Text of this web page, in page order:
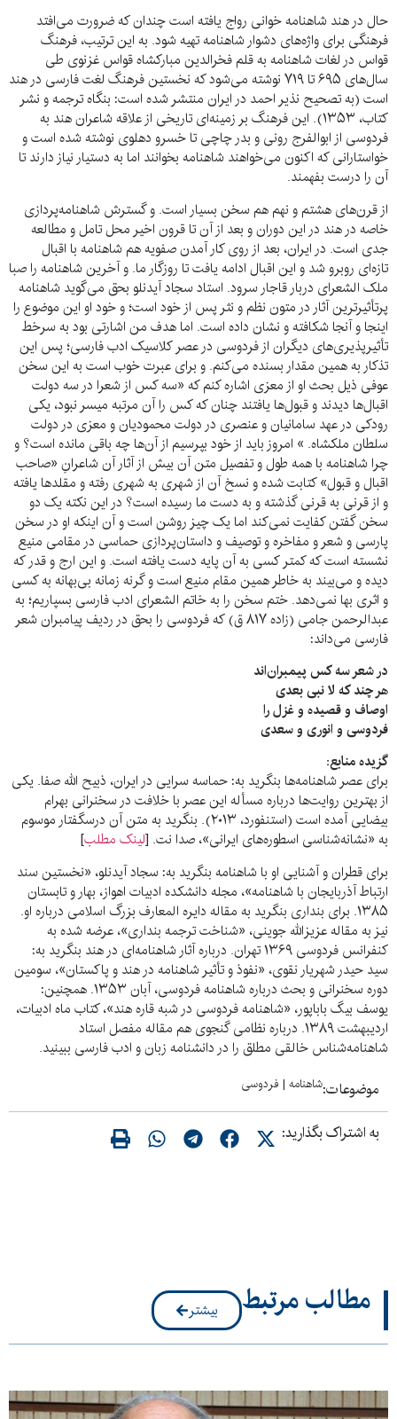
حال در هند شاهنامه خوانی رواج یافته است چندان که ضرورت می‌افتد
فرهنگی برای واژه‌های دشوار شاهنامه تهیه شود. به این ترتیب، فرهنگ
قواس در لغات شاهنامه به قلم فخرالدین مبارکشاه قواس غزنوی طی
سال‌های ۶۹۵ تا ۷۱۹ نوشته می‌شود که نخستین فرهنگ لغت فارسی در هند
است (به تصحیح نذیر احمد در ایران منتشر شده است: بنگاه ترجمه و نشر
کتاب، ۱۳۵۳). این فرهنگ بر زمینه‌ای تاریخی از علاقه شاعران هند به
فردوسی از ابوالفرج رونی و بدر چاچی تا خسرو دهلوی نوشته شده است و
خواستارانی که اکنون می‌خواهند شاهنامه بخوانند اما به دستیار نیاز دارند تا
آن را درست بفهمند.
از قرن‌های هشتم و نهم هم سخن بسیار است. و گسترش شاهنامه‌پردازی
خاصه در هند در این دوران و بعد از آن تا قرون اخیر محل تامل و مطالعه
جدی است. در ایران، بعد از روی کار آمدن صفویه هم شاهنامه با اقبال
تازه‌ای روبرو شد و این اقبال ادامه یافت تا روزگار ما. و آخرین شاهنامه را صبا
ملک الشعرای دربار قاجار سرود. استاد سجاد آیدنلو بحق می‌گوید شاهنامه
پرتأثیرترین آثار در متون نظم و نثر پس از خود است؛ و خود او این موضوع را
اینجا و آنجا شکافته و نشان داده است. اما هدف من اشارتی بود به سرخط
تأثیرپذیری‌های دیگران از فردوسی در عصر کلاسیک ادب فارسی؛ پس این
تذکار به همین مقدار بسنده می‌کنم. و برای عبرت خوب است به این سخن
عوفی ذیل بحث او از معزی اشاره کنم که «سه کس از شعرا در سه دولت
اقبال‌ها دیدند و قبول‌ها یافتند چنان که کس را آن مرتبه میسر نبود، یکی
رودکی در عهد سامانیان و عنصری در دولت محمودیان و معزی در دولت
سلطان ملکشاه. » امروز باید از خود بپرسیم از آن‌ها چه باقی مانده است؟ و
چرا شاهنامه با همه طول و تفصیل متن آن بیش از آثار آن شاعرانِ «صاحب
اقبال و قبول» کتابت شده و نسخ آن از شهری به شهری رفته و مقلد‌ها یافته
و از قرنی به قرنی گذشته و به دست ما رسیده است؟ در این نکته یک دو
سخن گفتن کفایت نمی‌کند اما یک چیز روشن است و آن اینکه او در سخن
پارسی و شعر و مفاخره و توصیف و داستان‌پردازی حماسی در مقامی منیع
نشسته است که کمتر کسی به آن پایه دست یافته است. و این ارج و قدر که
دیده و می‌بیند به خاطر همین مقام منیع است و گرنه زمانه بی‌بهانه به کسی
و اثری بها نمی‌دهد. ختم سخن را به خاتم الشعرای ادب فارسی بسپاریم؛ به
عبدالرحمن جامی (زاده ۸۱۷ ق) که فردوسی را بحق در ردیف پیامبران شعر
فارسی می‌داند:
در شعر سه کس پیمبران‌اند
هر چند که لا نبی بعدی
اوصاف و قصیده و غزل را
فردوسی و انوری و سعدی
گزیده منابع:
برای عصر شاهنامه‌ها بنگرید به: حماسه سرایی در ایران، ذبیح الله صفا. یکی
از بهترین روایت‌ها درباره مسأله این عصر با خلافت در سخنرانی بهرام
بیضایی آمده است (استنفورد، ۲۰۱۳). بنگرید به متن آن درسگفتار موسوم
به «نشانه‌شناسی اسطوره‌های ایرانی»، صدا نت. [لینک مطلب]
برای قطران و آشنایی او با شاهنامه بنگرید به: سجاد آیدنلو، «نخستین سند
ارتباط آذربایجان با شاهنامه»، مجله دانشکده ادبیات اهواز، بهار و تابستان
۱۳۸۵. برای بنداری بنگرید به مقاله دایره المعارف بزرگ اسلامی درباره او.
نیز به مقاله عزیزالله جوینی، «شناخت ترجمه بنداری»، عرضه شده به
کنفرانس فردوسی ۱۳۶۹ تهران. درباره آثار شاهنامه‌ای در هند بنگرید به:
سید حیدر شهریار نقوی، «نفوذ و تأثیر شاهنامه در هند و پاکستان»، سومین
دوره سخنرانی و بحث درباره شاهنامه فردوسی، آبان ۱۳۵۳. همچنین:
یوسف بیگ باباپور، «شاهنامه فردوسی در شبه قاره هند»، کتاب ماه ادبیات،
اردیبهشت ۱۳۸۹. درباره نظامی گنجوی هم مقاله مفصل استاد
شاهنامه‌شناس خالقی مطلق را در دانشنامه زبان و ادب فارسی ببینید.
موضوعات:شاهنامه | فردوسی
به اشتراک بگذارید:
مطالب مرتبط بیشتر